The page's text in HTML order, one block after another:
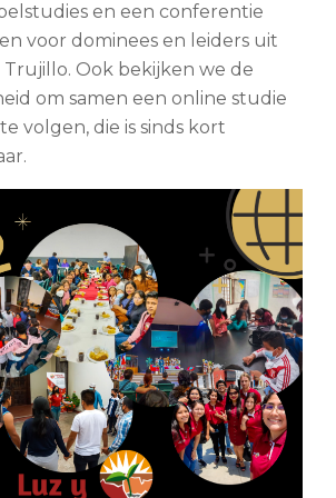
en een conferentie
voor dominees en leiders uit
Trujillo. Ook bekijken we de
om samen een online studie
volgen, die is sinds kort